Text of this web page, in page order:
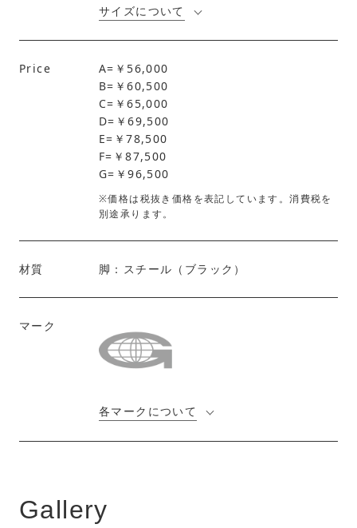
サイズについて
Price
A=￥56,000
B=￥60,500
C=￥65,000
D=￥69,500
E=￥78,500
F=￥87,500
G=￥96,500
※価格は税抜き価格を表記しています。消費税を
別途承ります。
材質 脚：スチール（ブラック）
マーク
各マークについて
Gallery